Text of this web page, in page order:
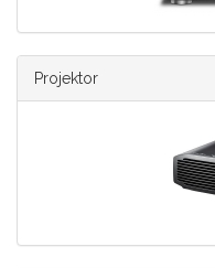
Projektor